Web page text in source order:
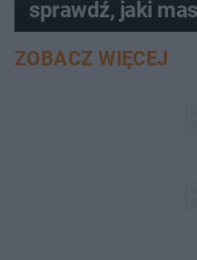
sprawdź, jaki
ZOBACZ WIĘCEJ